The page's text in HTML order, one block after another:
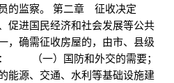
员的监察。 第二章 征收决定
进国民经济和社会发展等公共
，确需征收房屋的，由市、县级
（一）国防和外交的需要；
源、交通、水利等基础设施建